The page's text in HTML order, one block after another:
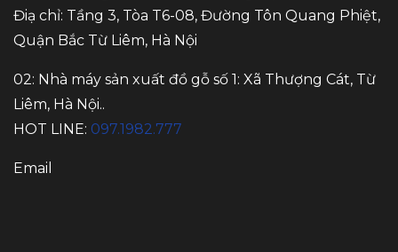
Điạ chỉ: Tầng 3, Tòa T6-08, Đường Tôn Quang Phiệt,
Quận Bắc Từ Liêm, Hà Nội
02: Nhà máy sản xuất đồ gỗ số 1: Xã Thượng Cát, Từ
Liêm, Hà Nội..
HOT LINE: 097.1982.777
Email